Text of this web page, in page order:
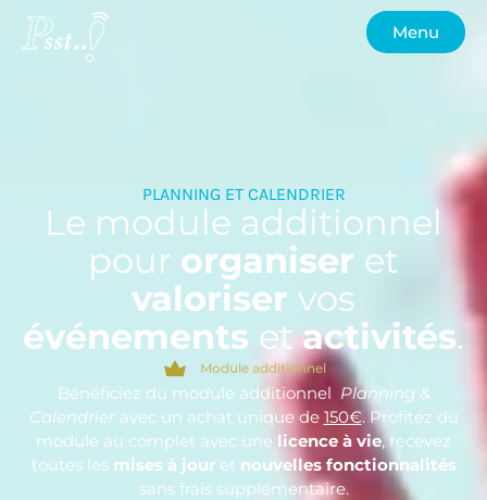
Menu
PLANNING ET CALENDRIER
Le module additionnel
pour organiser et
valoriser vos
événements etactivités.
Module additionnel
Bénéficiez du module additionnel Planning &
Calendrieravec un achat unique de 150€. Profitez du
module au complet avec une licence à vie, recevez
toutes les mises à jouret nouvelles fonctionnalités
sans frais supplémentaire.